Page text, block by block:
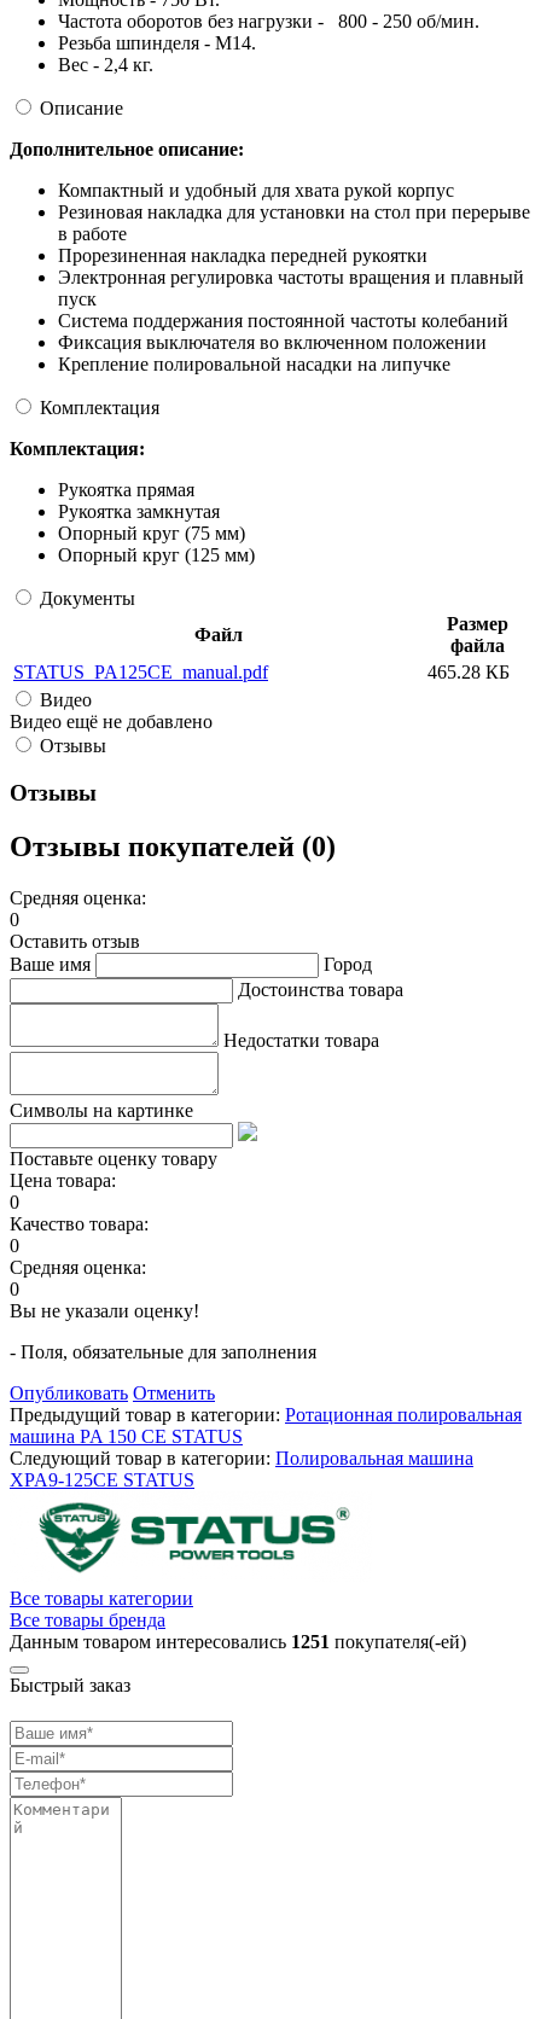
Частота оборотов без нагрузки - 800 - 250 об/мин.
Резьба шпинделя - М14.
Вес - 2,4 кг.
Описание
Дополнительное описание:
Компактный и удобный для хвата рукой корпус
Резиновая накладка для установки на стол при перерыве
в работе
Прорезиненная накладка передней рукоятки
Электронная регулировка частоты вращения и плавный
пуск
Система поддержания постоянной частоты колебаний
Фиксация выключателя во включенном положении
Крепление полировальной насадки на липучке
Комплектация
Комплектация:
Рукоятка прямая
Рукоятка замкнутая
Опорный круг (75 мм)
Опорный круг (125 мм)
Документы
Файл
Размер
файла
STATUS_PA125CE_manual.pdf
465.28 КБ
Видео
Видео ещё не добавлено
Отзывы
Отзывы
Отзывы покупателей (0)
Средняя оценка:
0
Оставить отзыв
Ваше имя
Город
Достоинства товара
Недостатки товара
Символы на картинке
Поставьте оценку товару
Цена товара:
0
Качество товара:
0
Средняя оценка:
0
Вы не указали оценку!
- Поля, обязательные для заполнения
Опубликовать Отменить
Предыдущий товар в категории: Ротационная полировальная
машина PA 150 CE STATUS
Следующий товар в категории: Полировальная машина
XPA9-125CE STATUS
Все товары категории
Все товары бренда
Данным товаром интересовались 1251 покупателя(-ей)
Быстрый заказ